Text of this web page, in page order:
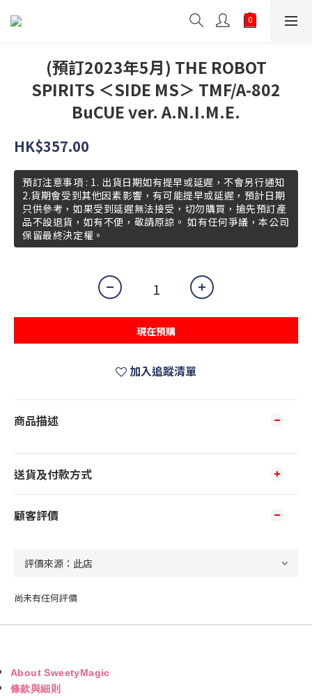
(預訂2023年5月) THE ROBOT
SPIRITS ＜SIDE MS＞ TMF/A-802
BuCUE ver. A.N.I.M.E.
HK$357.00
預訂注意事項 : 1. 出貨日期如有提早或延遲，不會另行通知
2.貨期會受到其他因素影響，有可能提早或延遲，預計日期
只供參考，如果受到延遲無法接受，切勿購買，搶先預訂產
品不設退貨，如有不便，敬請原諒。 如有任何爭議，本公司
保留最終決定權。
現在預購
加入追蹤清單
商品描述
送貨及付款方式
顧客評價
尚未有任何評價
About SweetyMagic
條款與細則